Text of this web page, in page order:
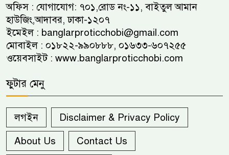
অফিস : যোগাযোগ: ৭০১,রোড নং-১১, বাইতুল আমান
হাউজিং,আদাবর, ঢাকা-১২০৭
ইমেইল : banglarproticchobi@gmail.com
মোবাইল : ০১৮২২-৯৯০৮৮৮, ০১৬৩৩-৬০৭২৫৫
ওয়েবসাইট : www.banglarproticchobi.com
ফুটার মেনু
লগইন
Disclaimer & Privacy Policy
About Us
Contact Us